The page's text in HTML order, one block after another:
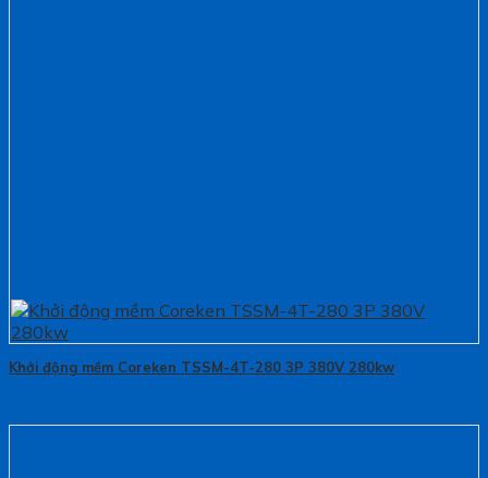
Khởi động mềm Coreken TSSM-4T-280 3P 380V 280kw